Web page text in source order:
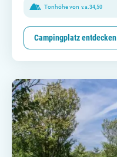
Tonhöhe von v.a.34,50
Campingplatz entdecken